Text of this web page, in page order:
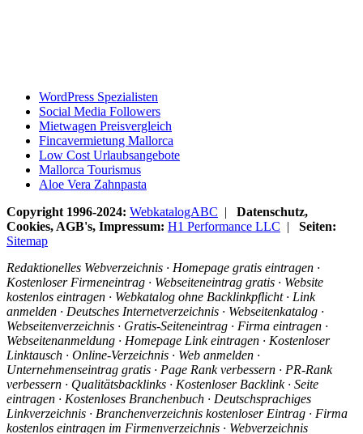
WordPress Spezialisten
Social Media Followers
Mietwagen Preisvergleich
Fincavermietung Mallorca
Low Cost Urlaubsangebote
Mallorca Tourismus
Aloe Vera Zahnpasta
Copyright 1996-2024: WebkatalogABC | Datenschutz,
Cookies, AGB's, Impressum: H1 Performance LLC | Seiten:
Sitemap
Redaktionelles Webverzeichnis · Homepage gratis eintragen ·
Kostenloser Firmeneintrag · Webseiteneintrag gratis · Website
kostenlos eintragen · Webkatalog ohne Backlinkpflicht · Link
anmelden · Deutsches Internetverzeichnis · Webseitenkatalog ·
Webseitenverzeichnis · Gratis-Seiteneintrag · Firma eintragen ·
Webseitenanmeldung · Homepage Link eintragen · Kostenloser
Linktausch · Online-Verzeichnis · Web anmelden ·
Unternehmenseintrag gratis · Page Rank verbessern · PR-Rank
verbessern · Qualitätsbacklinks · Kostenloser Backlink · Seite
eintragen · Kostenloses Branchenbuch · Deutschsprachiges
Linkverzeichnis · Branchenverzeichnis kostenloser Eintrag · Firma
kostenlos eintragen im Firmenverzeichnis · Webverzeichnis